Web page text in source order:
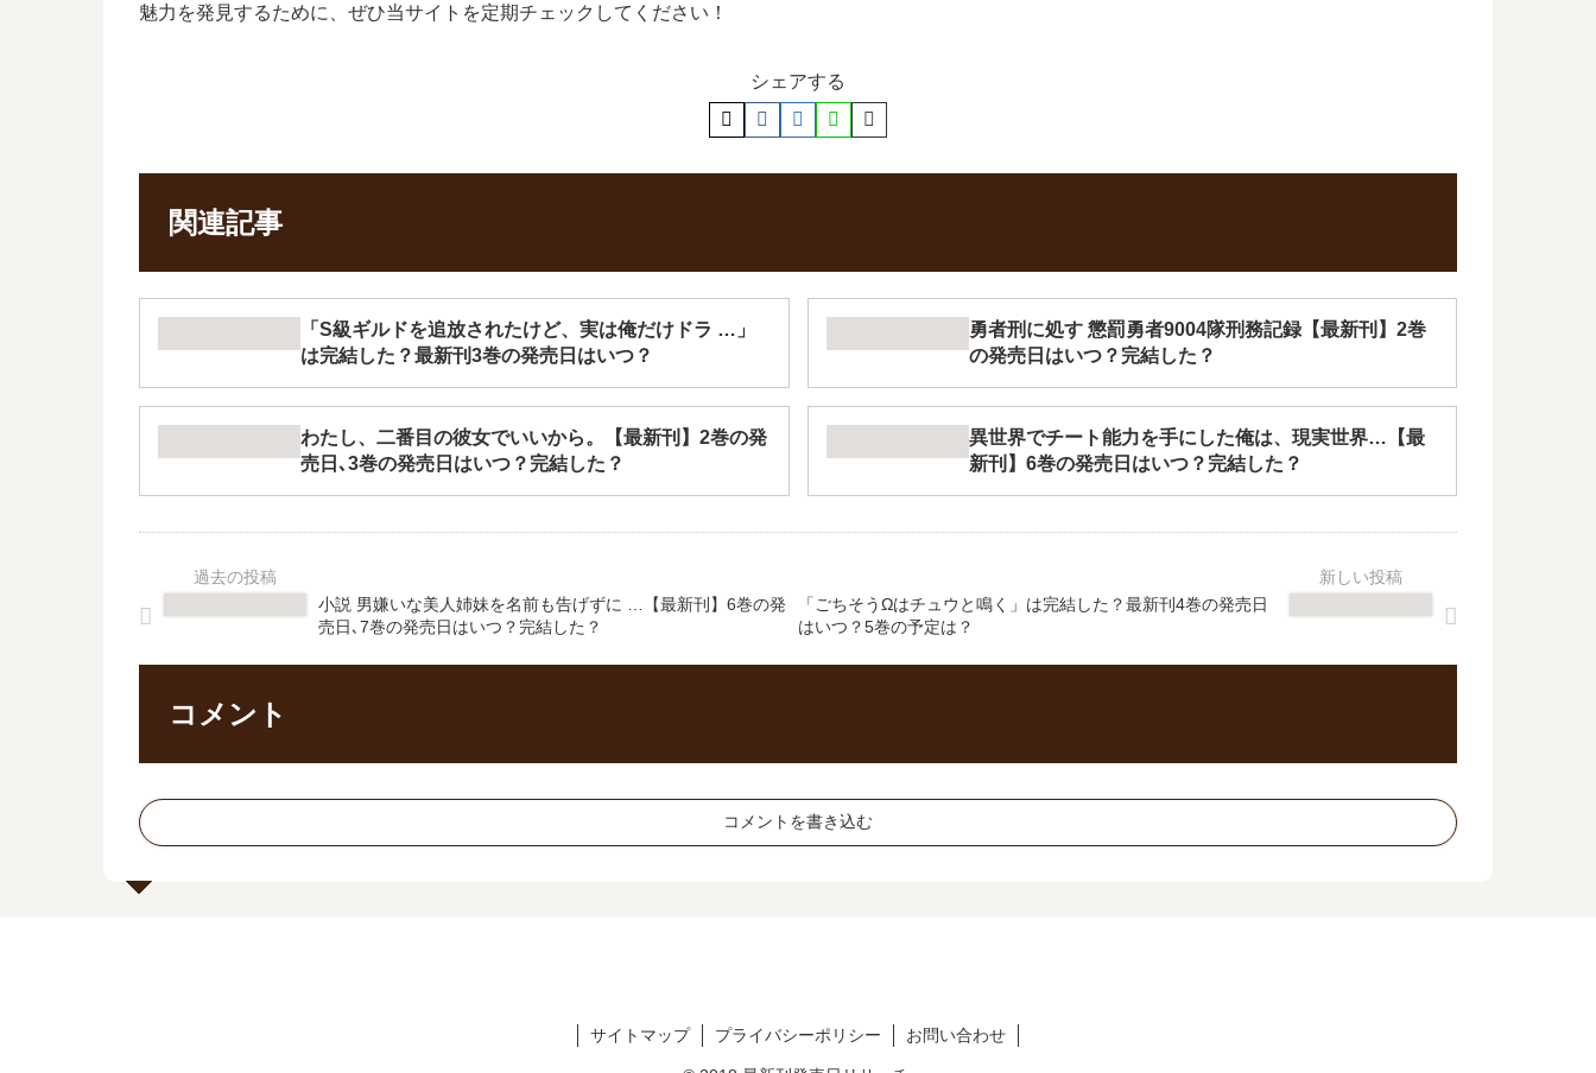
魅力を発見するために、ぜひ当サイトを定期チェックしてください！
シェアする
関連記事
「S級ギルドを追放されたけど、実は俺だけドラ …」
は完結した？最新刊3巻の発売日はいつ？
勇者刑に処す 懲罰勇者9004隊刑務記録【最新刊】2巻
の発売日はいつ？完結した？
わたし、二番目の彼女でいいから。【最新刊】2巻の発
売日､3巻の発売日はいつ？完結した？
異世界でチート能力を手にした俺は、現実世界…【最
新刊】6巻の発売日はいつ？完結した？
小説 男嫌いな美人姉妹を名前も告げずに …【最新刊】6巻の発
売日､7巻の発売日はいつ？完結した？
「ごちそうΩはチュウと鳴く」は完結した？最新刊4巻の発売日
はいつ？5巻の予定は？
コメント
コメントを書き込む
サイトマップ プライバシーポリシー お問い合わせ